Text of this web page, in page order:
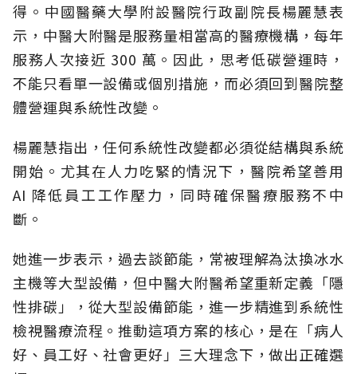
得。中國醫藥大學附設醫院行政副院長楊麗慧表
示，中醫大附醫是服務量相當高的醫療機構，每年
服務人次接近 300 萬。因此，思考低碳營運時，
不能只看單一設備或個別措施，而必須回到醫院整
體營運與系統性改變。
楊麗慧指出，任何系統性改變都必須從結構與系統
開始。尤其在人力吃緊的情況下，醫院希望善用
AI 降低員工工作壓力，同時確保醫療服務不中
斷。
她進一步表示，過去談節能，常被理解為汰換冰水
主機等大型設備，但中醫大附醫希望重新定義「隱
性排碳」，從大型設備節能，進一步精進到系統性
檢視醫療流程。推動這項方案的核心，是在「病人
好、員工好、社會更好」三大理念下，做出正確選